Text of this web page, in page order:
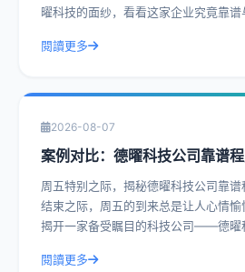
曜科技的面纱，看看这家企业究竟靠谱
閱讀更多
2026-08-07
案例对比：德曜科技公司靠谱
周五特别之际，揭秘德曜科技公司靠谱程度 在繁忙的一
结束之际，周五的到来总是让人心情
揭开一家备受瞩目的科技公司——德曜
閱讀更多